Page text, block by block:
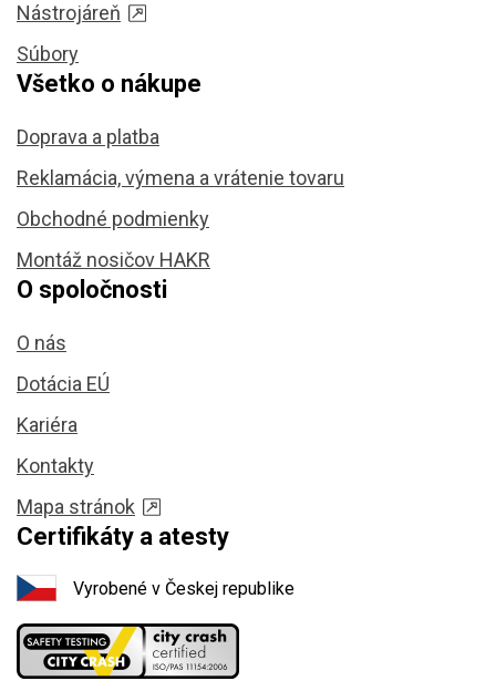
Nástrojáreň
Súbory
Všetko o nákupe
Doprava a platba
Reklamácia, výmena a vrátenie tovaru
Obchodné podmienky
Montáž nosičov HAKR
O spoločnosti
O nás
Dotácia EÚ
Kariéra
Kontakty
Mapa stránok
Certifikáty a atesty
Vyrobené v Českej republike